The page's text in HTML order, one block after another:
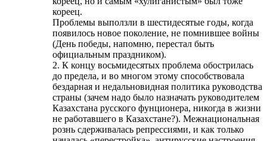
кореец.
Проблемы выползли в шестидесятые годы, когда
появилось новое поколение, не помнившее войны
(День победы, напомню, перестал быть
официальным праздником).
2. К концу восьмидесятых проблема обострилась
до предела, и во многом этому способствовала
бездарная и недальновидная политика руководства
страны (зачем надо было назначать руководителем
Казахстана русского фунционера, никогда в жизни
не работавшего в Казахстане?). Межнациональная
рознь сдерживалась репрессиями, и как только